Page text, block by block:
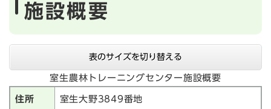
施設概要
表のサイズを切り替える
室生農林トレーニングセンター施設概要
住所 室生大野3849番地